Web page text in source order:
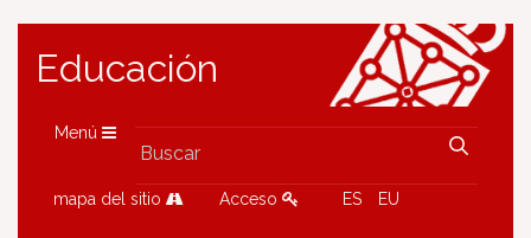
Educación
Menú
mapa del sitio Acceso ES EU